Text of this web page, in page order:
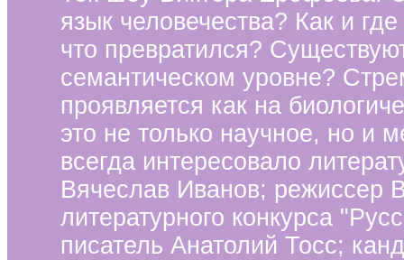
язык человечества? Как и
что превратился?
семантическом уровне?
проявляется как на
это не только научное, но и
всегда интересовало
Вячеслав Иванов; режиссер
литературного конкурса
писатель Анатолий Тосс;